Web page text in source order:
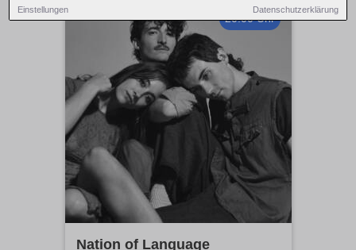
Einstellungen Datenschutzerklärung
20:00 Uhr
Nation of Language